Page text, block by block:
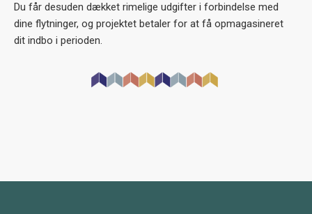
Du får desuden dækket rimelige udgifter i forbindelse med
dine flytninger, og projektet betaler for at få opmagasineret
dit indbo i perioden.